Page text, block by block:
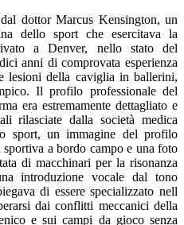
dottor Marcus Kensington, un
dello sport che esercitava la
a Denver, nello stato del
anni di comprovata esperienza
lesioni della caviglia in ballerini,
Il profilo professionale del
era estremamente dettagliato e
rilasciate dalla società medica
sport, un immagine del profilo
a bordo campo e una foto
di macchinari per la risonanza
introduzione vocale dal tono
di essere specializzato nell
dai conflitti meccanici della
e sui campi da gioco senza